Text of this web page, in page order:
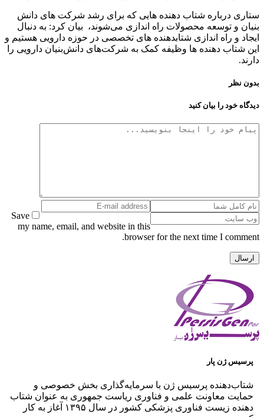
ستاری درباره شتاب دهنده هایی که برای رشد شرکت های دانش
بنیان و توسعه محصولات راه اندازی می‌شوند، بیان کرد: به دنبال
ایجاد و راه اندازی شتابدهنده های تخصصی در حوزه دارویی هستیم و
این شتاب دهنده ها وظیفه کمک به شرکت‌های دانش‌بنیان دارویی را
دارند.
بدون نظر
دیدگاه خود را بیان کنید
Save
my name, email, and website in this
browser for the next time I comment.
پرسیس ژن پار
شتاب‌دهنده پرسیس ژن با سرمایه‌گذاری بخش خصوصی و
حمایت معاونت علمی و فناوری ریاست جمهوری به عنوان شتاب
دهنده زیست فناوری پزشکی کشور در سال ۱۳۹۵ آغاز به کار